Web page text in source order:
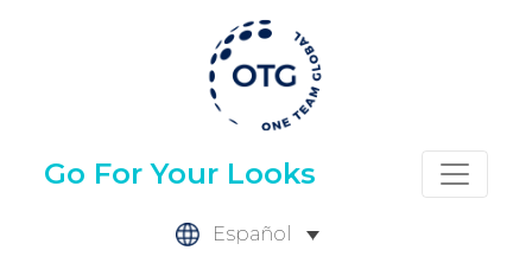
Go For Your Looks
Español